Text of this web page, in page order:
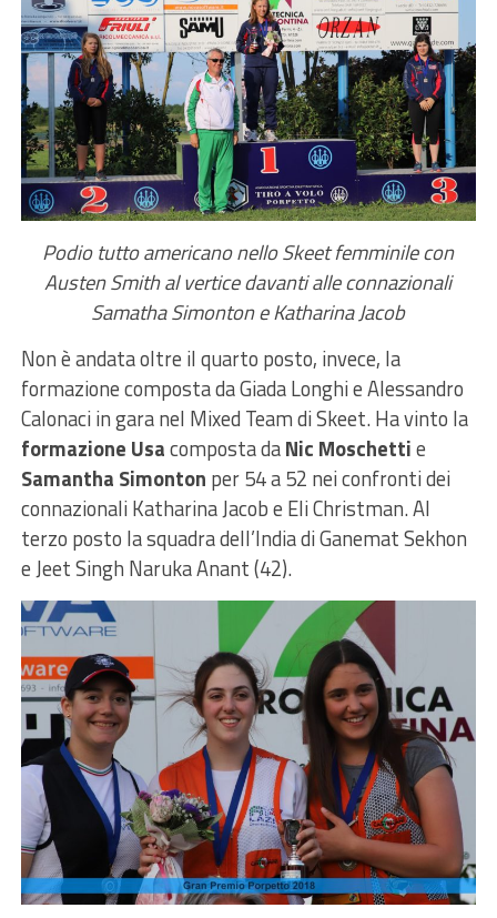
Podio tutto americano nello Skeet femminile con
Austen Smith al vertice davanti alle connazionali
Samatha Simonton e Katharina Jacob
Non è andata oltre il quarto posto, invece, la
formazione composta da Giada Longhi e Alessandro
Calonaci in gara nel Mixed Team di Skeet. Ha vinto la
formazione Usacomposta daNic Moschettie
Samantha Simonton per 54 a 52 nei confronti dei
connazionali Katharina Jacob e Eli Christman. Al
terzo posto la squadra dell’India di Ganemat Sekhon
e Jeet Singh Naruka Anant (42).